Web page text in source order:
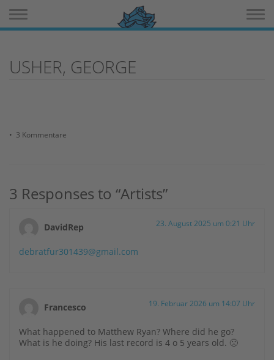
USHER, GEORGE
• 3 Kommentare
3 Responses to “Artists”
DavidRep 23. August 2025 um 0:21 Uhr
debratfur301439@gmail.com
Francesco 19. Februar 2026 um 14:07 Uhr
What happened to Matthew Ryan? Where did he go?
What is he doing? His last record is 4 o 5 years old. 🙁